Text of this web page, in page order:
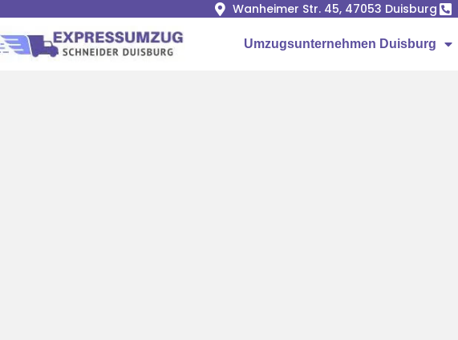
Wanheimer Str. 45, 47053 Duisburg
Umzugsunternehmen Duisburg